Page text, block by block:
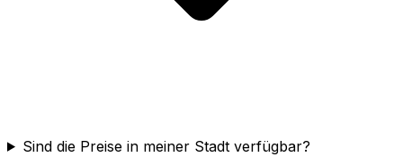
Sind die Preise in meiner Stadt verfügbar?